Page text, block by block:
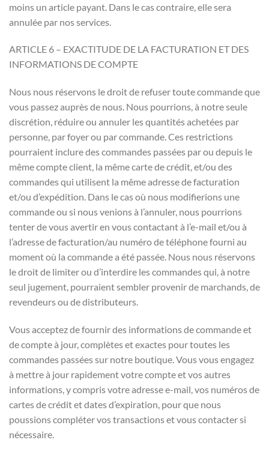
moins un article payant. Dans le cas contraire, elle sera
annulée par nos services.
ARTICLE 6 – EXACTITUDE DE LA FACTURATION ET DES
INFORMATIONS DE COMPTE
Nous nous réservons le droit de refuser toute commande que
vous passez auprès de nous. Nous pourrions, à notre seule
discrétion, réduire ou annuler les quantités achetées par
personne, par foyer ou par commande. Ces restrictions
pourraient inclure des commandes passées par ou depuis le
même compte client, la même carte de crédit, et/ou des
commandes qui utilisent la même adresse de facturation
et/ou d’expédition. Dans le cas où nous modifierions une
commande ou si nous venions à l’annuler, nous pourrions
tenter de vous avertir en vous contactant à l’e-mail et/ou à
l’adresse de facturation/au numéro de téléphone fourni au
moment où la commande a été passée. Nous nous réservons
le droit de limiter ou d’interdire les commandes qui, à notre
seul jugement, pourraient sembler provenir de marchands, de
revendeurs ou de distributeurs.
Vous acceptez de fournir des informations de commande et
de compte à jour, complètes et exactes pour toutes les
commandes passées sur notre boutique. Vous vous engagez
à mettre à jour rapidement votre compte et vos autres
informations, y compris votre adresse e-mail, vos numéros de
cartes de crédit et dates d’expiration, pour que nous
poussions compléter vos transactions et vous contacter si
nécessaire.